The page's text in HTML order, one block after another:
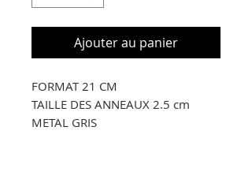
Ajouter au panier
FORMAT 21 CM
TAILLE DES ANNEAUX 2.5 cm
METAL GRIS